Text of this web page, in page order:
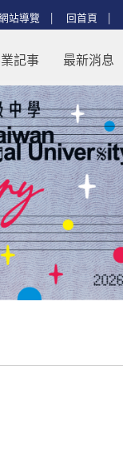
站導覽
回首頁
記事 最新消息